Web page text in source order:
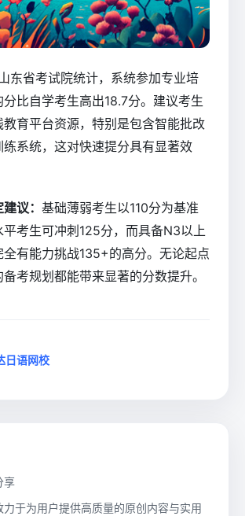
东省考试院统计，系统参加专业培
比自学考生高出18.7分。建议考生
育平台资源，特别是包含智能批改
系统，这对快速提分具有显著效
议： 基础薄弱考生以110分为基准
平考生可冲刺125分，而具备N3以上
有能力挑战135+的高分。无论起点
考规划都能带来显著的分数提升。
日语网校
享
力于为用户提供高质量的原创内容与实用